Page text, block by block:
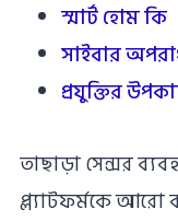
স্মার্ট হোম কি
সাইবার
প্রযুক্তির
তাছাড়া সেন্সর
প্ল্যাটফর্মকে আরো